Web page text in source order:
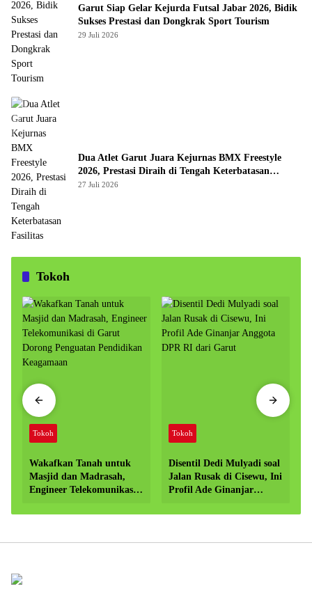
Garut Siap Gelar Kejurda Futsal Jabar 2026, Bidik
Sukses Prestasi dan Dongkrak Sport Tourism
29 Juli 2026
Dua Atlet Garut Juara Kejurnas BMX Freestyle
2026, Prestasi Diraih di Tengah Keterbatasan
Fasilitas
27 Juli 2026
Tokoh
Tokoh
Wakafkan Tanah untuk
Masjid dan Madrasah,
Engineer Telekomunikasi
Penguatan Pendidikan
Tokoh
Disentil Dedi Mulyadi soal
Jalan Rusak di Cisewu, Ini
Profil Ade Ginanjar
Garut